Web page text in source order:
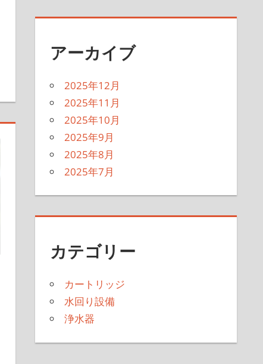
アーカイブ
2025年12月
2025年11月
2025年10月
2025年9月
2025年8月
2025年7月
カテゴリー
カートリッジ
水回り設備
浄水器